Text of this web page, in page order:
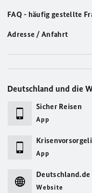
FAQ - häufig gestellte
Adresse / Anfahrt
Deutschland und die
Sicher Reisen
App
App
Deutschland.de
Website